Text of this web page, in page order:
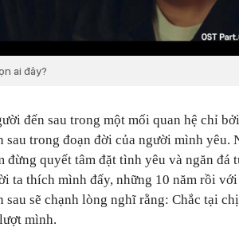
ai đây?
đến sau trong một mối quan hệ chỉ
sau trong đoạn đời của người mình yêu.
đừng quyết tâm đặt tình yêu và ngăn đá
ta thích mình đấy, những 10 năm rồi
sau sẽ chạnh lòng nghĩ rằng: Chắc tại
mình.